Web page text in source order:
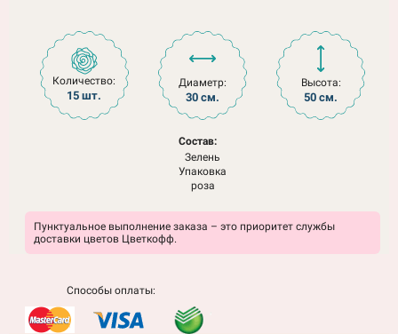
Количество:
15 шт.
Диаметр:
30 см.
Высота:
50 см.
Состав:
Зелень
Упаковка
роза
Пунктуальное выполнение заказа – это приоритет службы
доставки цветов Цветкофф.
Способы оплаты: